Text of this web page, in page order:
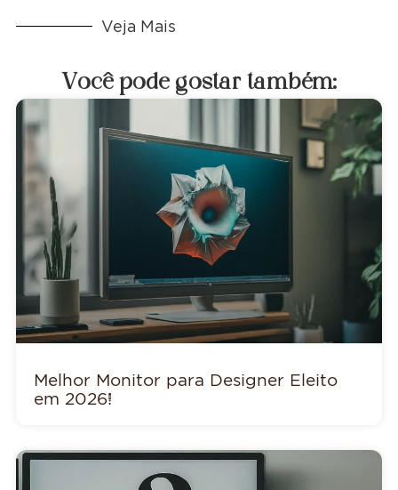
Veja Mais
Você pode gostar também:
Melhor Monitor para Designer Eleito
em 2026!